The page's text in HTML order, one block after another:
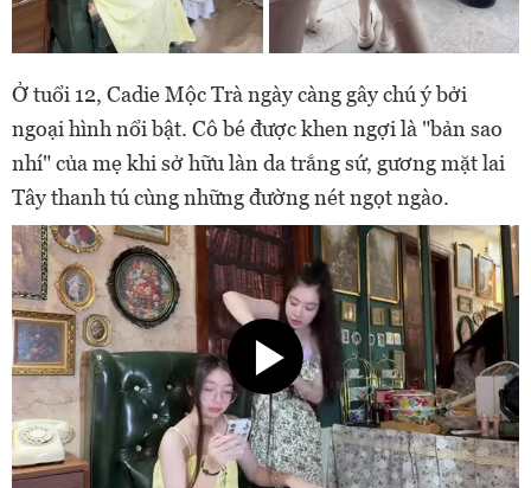
Ở tuổi 12, Cadie Mộc Trà ngày càng gây chú ý bởi
ngoại hình nổi bật. Cô bé được khen ngợi là "bản sao
nhí" của mẹ khi sở hữu làn da trắng sứ, gương mặt lai
Tây thanh tú cùng những đường nét ngọt ngào.